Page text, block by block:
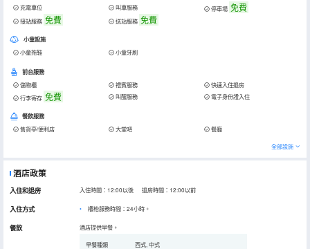
充電車位 叫車服務 停車場 免費
接站服務 免費 送站服務 免費
小童設施
小童拖鞋 小童牙刷
前台服務
儲物櫃 禮賓服務
快速入住退房
行李寄存 免費 叫醒服務 電子身份證入住
餐飲服務
售貨亭/便利店 大堂吧 餐廳
全部設施
酒店政策
入住和退房 入住時間：12:00以後 退房時間：12:00以前
入住方式 櫃枱服務時間：24小時。
餐飲 酒店提供早餐。
早餐種類
西式, 中式